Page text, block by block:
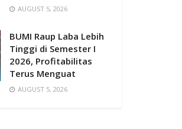
AUGUST 5, 2026
BUMI Raup Laba Lebih
Tinggi di Semester I
2026, Profitabilitas
Terus Menguat
AUGUST 5, 2026